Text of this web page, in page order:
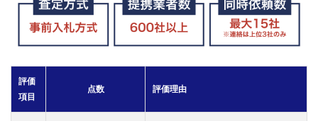
取業
者か
らの
電話
評価
項目
点数 評価理由